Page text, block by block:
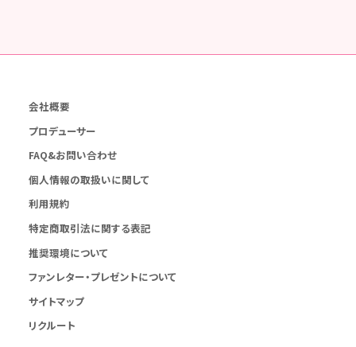
会社概要
プロデューサー
FAQ&お問い合わせ
個人情報の取扱いに関して
利用規約
特定商取引法に関する表記
推奨環境について
ファンレター・プレゼントについて
サイトマップ
リクルート